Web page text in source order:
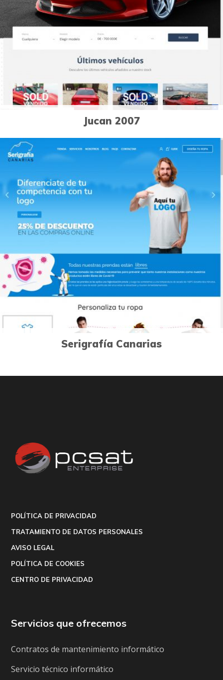
0
Páginas Web
Jucan 2007
Páginas Web
Serigrafía Canarias
POLÍTICA DE PRIVACIDAD
TRATAMIENTO DE DATOS PERSONALES
AVISO LEGAL
POLÍTICA DE COOKIES
CENTRO DE PRIVACIDAD
Servicios que ofrecemos
Contratos de mantenimiento informático
Servicio técnico informático